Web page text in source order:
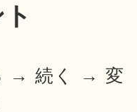
→ 続く → 変